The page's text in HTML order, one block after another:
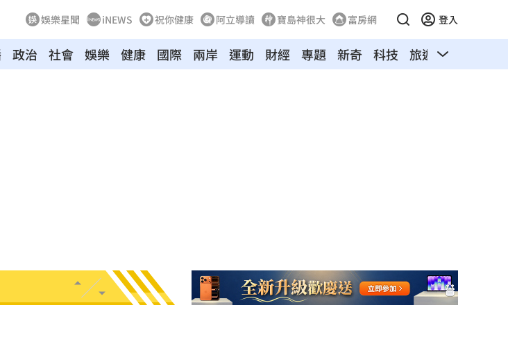
娛樂星聞 iNEWS 祝你健康 阿立導讀 寶島神很大 富房網 登入
政治 社會 娛樂 健康 國際 兩岸 運動 財經 專題 新奇 科技 旅遊 汽車